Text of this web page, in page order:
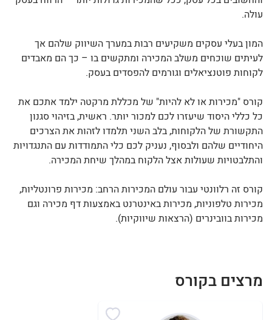
עולה.
המון בעלי עסקים משקיעים רבות במערך השיווק שלהם אך
לעיתים שוכחים משלב המכירה ומתקשים בו – כך הם מאבדים
לקוחות פוטנציאלים וגורמים להפסדים בעסק.
קורס "מכירות או לא להיות" של מכללת מרקטה ילמד אתכם את
כל כללי היסוד שיעזרו לכם למכור יותר. ראשית, בזיהוי סגנון
התקשורת של הלקוחות, בלב השני תלמדו לזהות את הצרכים
היחודיים שלהם ולבסוף, נעניק לכם כלי התמודדות עם התנגדויות
והתלבטויות שעולות אצל הלקוח במהלך שיחת המכירה.
קורס זה רלוונטי עבור עולם המכירות הרחב: מכירות פרונטליות,
מכירות טלפוניות, מכירות באינטרנט באמצעות דף מכירה וגם
מכירות בוובינרים (הרצאות שיווקיות).
מרצים בקורס